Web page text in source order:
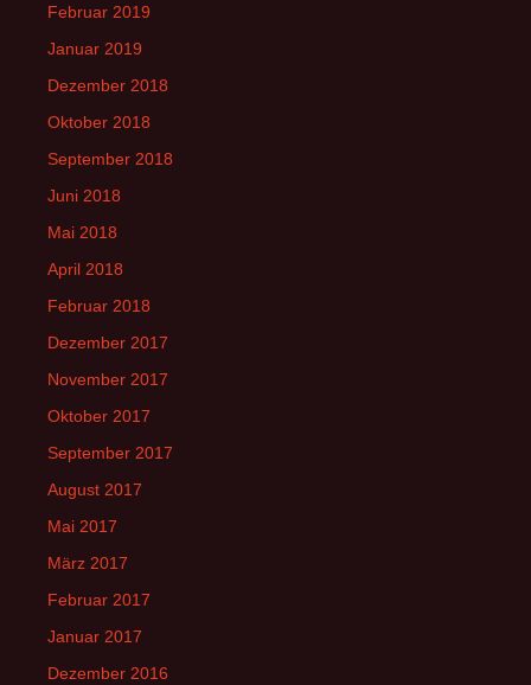
Februar 2019
Januar 2019
Dezember 2018
Oktober 2018
September 2018
Juni 2018
Mai 2018
April 2018
Februar 2018
Dezember 2017
November 2017
Oktober 2017
September 2017
August 2017
Mai 2017
März 2017
Februar 2017
Januar 2017
Dezember 2016